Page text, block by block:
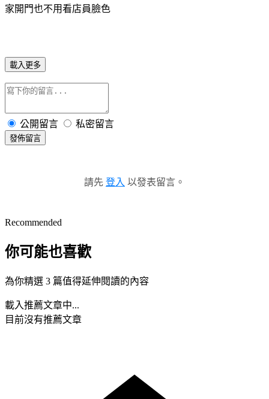
家開門也不用看店員臉色
載入更多
公開留言 私密留言
發佈留言
請先 登入 以發表留言。
Recommended
你可能也喜歡
為你精選 3 篇值得延伸閱讀的內容
載入推薦文章中...
目前沒有推薦文章